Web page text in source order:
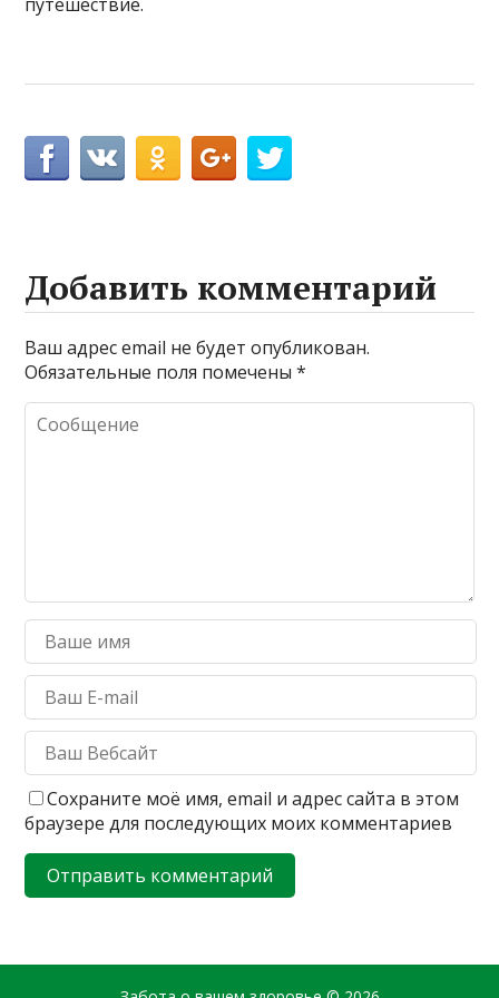
путешествие.
Добавить комментарий
Ваш адрес email не будет опубликован.
Обязательные поля помечены*
Сохраните моё имя, email и адрес сайта в этом
браузере для последующих моих комментариев